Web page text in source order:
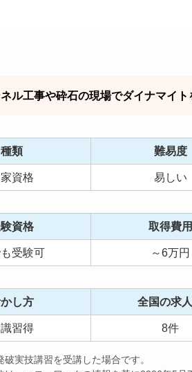
ネル工事や砕石の現場でダイナマイ
種類 難易度
資格 易しい
資格 取得費用
受験可 ～6万円
し方 全国の求
習得 8件
破実技講習を受講した場合です。